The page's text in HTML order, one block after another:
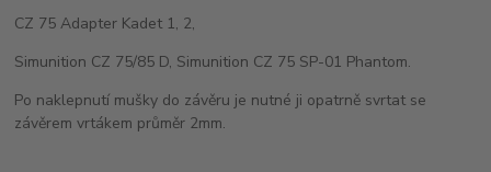
CZ 75 Adapter Kadet 1, 2,
Simunition CZ 75/85 D, Simunition CZ 75 SP-01 Phantom.
Po naklepnutí mušky do závěru je nutné ji opatrně svrtat se
závěrem vrtákem průměr 2mm.